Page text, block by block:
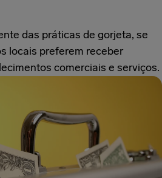
das práticas de gorjeta, se
locais preferem receber
comerciais e serviços.